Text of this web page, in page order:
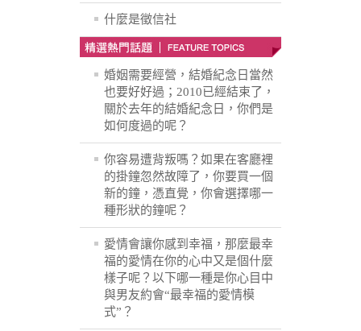
什麼是徵信社
婚姻需要經營，結婚紀念日當然
也要好好過；2010已經結束了，
關於去年的結婚紀念日，你們是
如何度過的呢？
你容易遭背叛嗎？如果在客廳裡
的掛鐘忽然故障了，你要買一個
新的鐘，憑直覺，你會選擇哪一
種形狀的鐘呢？
愛情會讓你感到幸福，那麼最幸
福的愛情在你的心中又是個什麼
樣子呢？以下哪一種是你心目中
與男友約會“最幸福的愛情模
式”？